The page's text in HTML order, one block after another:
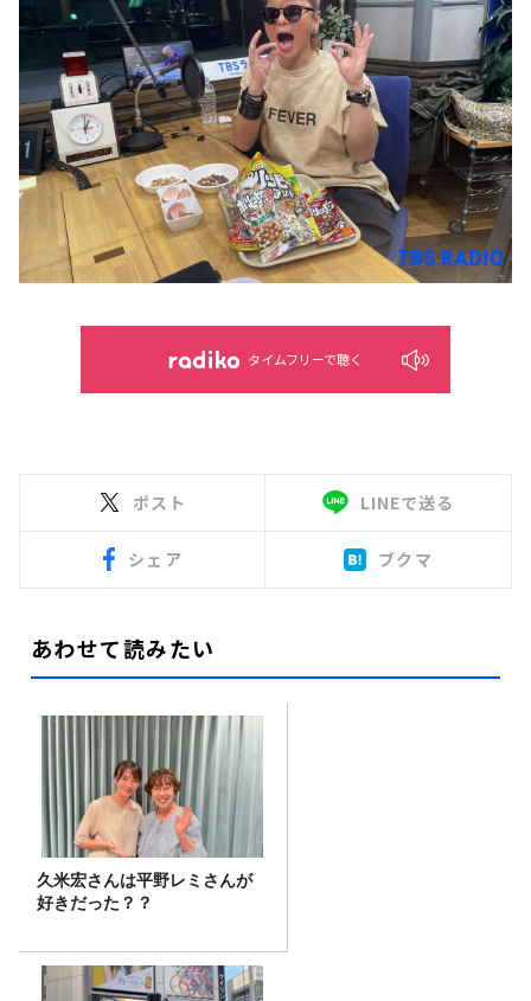
タイムフリーで聴く
ポスト LINEで送る
シェア ブクマ
あわせて読みたい
久米宏さんは平野レミさんが
好きだった？？